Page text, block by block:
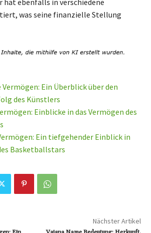
was seine finanzielle Stellung
Ein Überblick über den
des Künstlers
Einblicke in das Vermögen des
Ein tiefgehender Einblick in
Basketballstars
Nächster Artikel